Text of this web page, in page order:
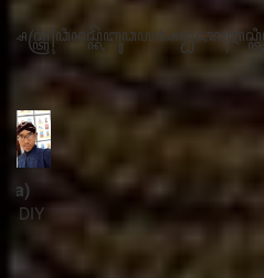
ꦱꦼꦏꦽꦠꦫꦶꦪꦠ꧀
ꦧꦶꦤ꧀ꦠꦫꦤ꧀ꦮꦺꦠꦤ꧀ꦱꦿꦶꦩꦸꦭ꧀ꦚꦥꦶꦪꦸꦁ